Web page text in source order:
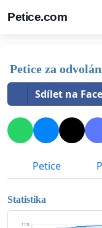
Petice.com
Petice za
Sdílet na
Petice
Statistika
1 132